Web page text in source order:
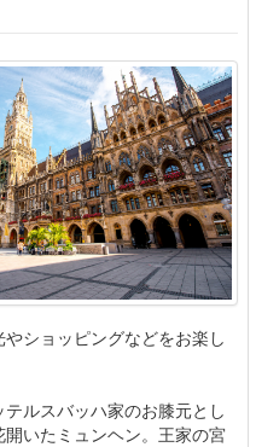
やショッピングなどをお楽し
ルスバッハ家のお膝元とし
いたミュンヘン。王家の宮